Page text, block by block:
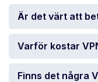
Är det värt att
Varför kostar
Finns det några